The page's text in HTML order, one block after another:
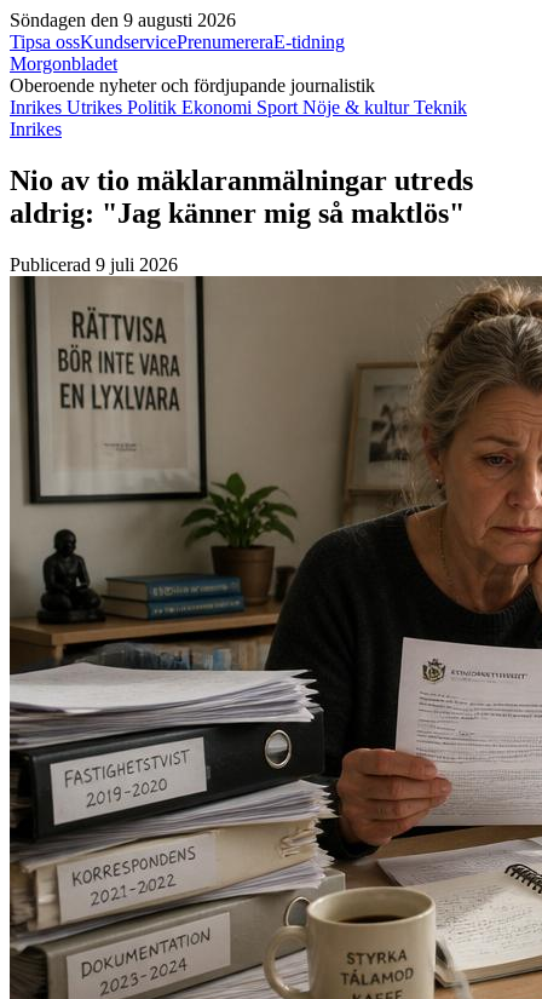
Söndagen den 9 augusti 2026
Tipsa ossKundservicePrenumereraE-tidning
Morgonbladet
Oberoende nyheter och fördjupande journalistik
Inrikes Utrikes Politik Ekonomi Sport Nöje & kulturTeknik
Inrikes
Nio av tio mäklaranmälningar utreds
aldrig: "Jag känner mig så maktlös"
Publicerad 9 juli 2026